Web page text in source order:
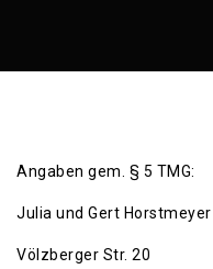
Angaben gem. § 5 TMG:
Julia und Gert Horstmeyer
Völzberger Str. 20